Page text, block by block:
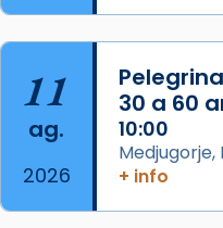
2 weeks ago
Memòria de les
Semproniana,
Acompanyant la
partir de l’Edat
11
ag.
2026
30 a 60
10:00
Medjugorje,
+ info